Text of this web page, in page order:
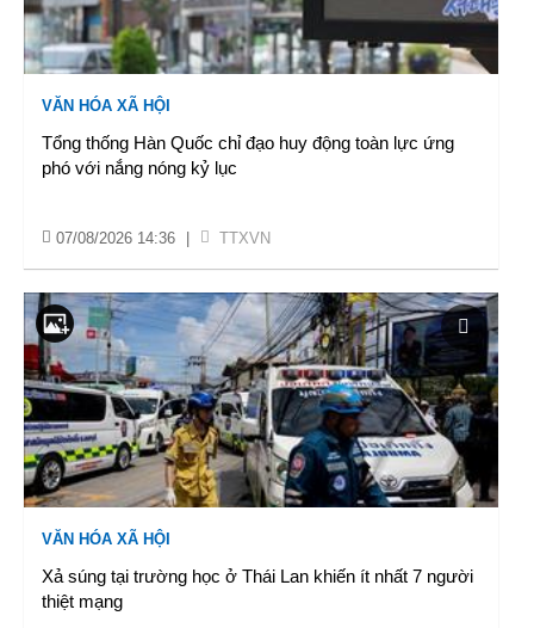
VĂN HÓA XÃ HỘI
Tổng thống Hàn Quốc chỉ đạo huy động toàn lực ứng
phó với nắng nóng kỷ lục
07/08/2026 14:36 TTXVN
VĂN HÓA XÃ HỘI
Xả súng tại trường học ở Thái Lan khiến ít nhất 7 người
thiệt mạng